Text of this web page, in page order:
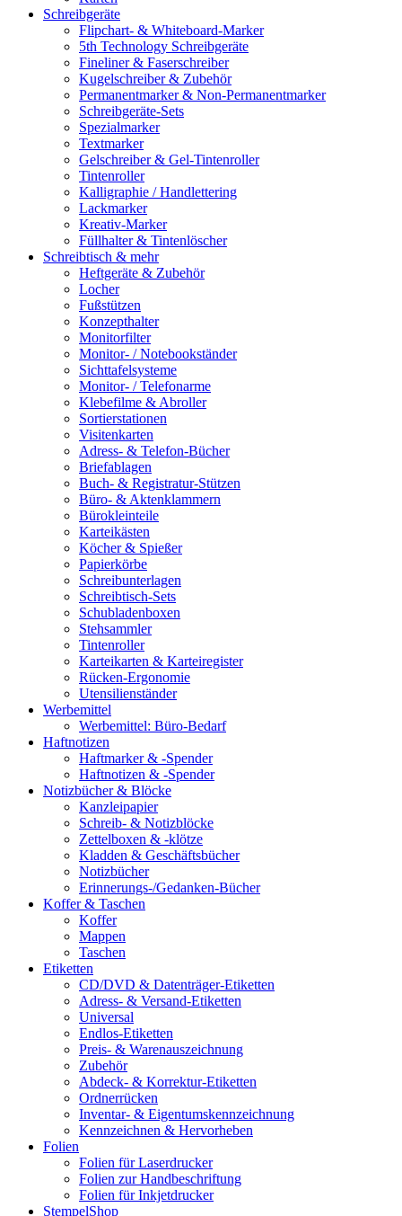
Schreibgeräte
Flipchart- & Whiteboard-Marker
5th Technology Schreibgeräte
Fineliner & Faserschreiber
Kugelschreiber & Zubehör
Permanentmarker & Non-Permanentmarker
Schreibgeräte-Sets
Spezialmarker
Textmarker
Gelschreiber & Gel-Tintenroller
Tintenroller
Kalligraphie / Handlettering
Lackmarker
Kreativ-Marker
Füllhalter & Tintenlöscher
Schreibtisch & mehr
Heftgeräte & Zubehör
Locher
Fußstützen
Konzepthalter
Monitorfilter
Monitor- / Notebookständer
Sichttafelsysteme
Monitor- / Telefonarme
Klebefilme & Abroller
Sortierstationen
Visitenkarten
Adress- & Telefon-Bücher
Briefablagen
Buch- & Registratur-Stützen
Büro- & Aktenklammern
Bürokleinteile
Karteikästen
Köcher & Spießer
Papierkörbe
Schreibunterlagen
Schreibtisch-Sets
Schubladenboxen
Stehsammler
Tintenroller
Karteikarten & Karteiregister
Rücken-Ergonomie
Utensilienständer
Werbemittel
Werbemittel: Büro-Bedarf
Haftnotizen
Haftmarker & -Spender
Haftnotizen & -Spender
Notizbücher & Blöcke
Kanzleipapier
Schreib- & Notizblöcke
Zettelboxen & -klötze
Kladden & Geschäftsbücher
Notizbücher
Erinnerungs-/Gedanken-Bücher
Koffer & Taschen
Koffer
Mappen
Taschen
Etiketten
CD/DVD & Datenträger-Etiketten
Adress- & Versand-Etiketten
Universal
Endlos-Etiketten
Preis- & Warenauszeichnung
Zubehör
Abdeck- & Korrektur-Etiketten
Ordnerrücken
Inventar- & Eigentumskennzeichnung
Kennzeichnen & Hervorheben
Folien
Folien für Laserdrucker
Folien zur Handbeschriftung
Folien für Inkjetdrucker
StempelShop